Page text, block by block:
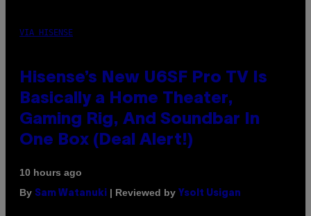
VIA HISENSE
Hisense’s New U6SF Pro TV Is
Basically a Home Theater,
Gaming Rig, And Soundbar In
One Box (Deal Alert!)
10 hours ago
By Sam Watanuki | Reviewed by Ysolt Usigan